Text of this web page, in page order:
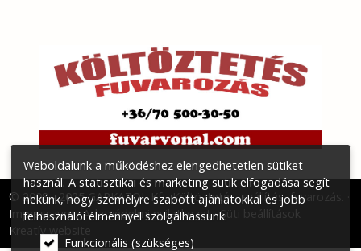
© 2008 - 2025 GARKAZOL Kft. Költöztetés, szállítás, fuvarozás.
Impresszum Adatvédelmi nyilatkozat Süti beállítások
Kreatív website
Weboldalunk a működéshez elengedhetetlen sütiket
használ. A statisztikai és marketing sütik elfogadása segít
nekünk, hogy személyre szabott ajánlatokkal és jobb
felhasználói élménnyel szolgálhassunk.
Funkcionális (szükséges)